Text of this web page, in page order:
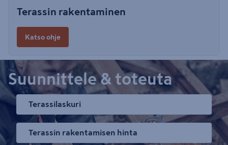
Terassin rakentaminen
Katso ohje
Suunnittele & toteuta
Terassilaskuri
Terassin rakentamisen hinta